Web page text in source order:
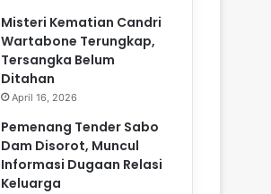
Misteri Kematian Candri
Wartabone Terungkap,
Tersangka Belum
Ditahan
April 16, 2026
Pemenang Tender Sabo
Dam Disorot, Muncul
Informasi Dugaan Relasi
Keluarga